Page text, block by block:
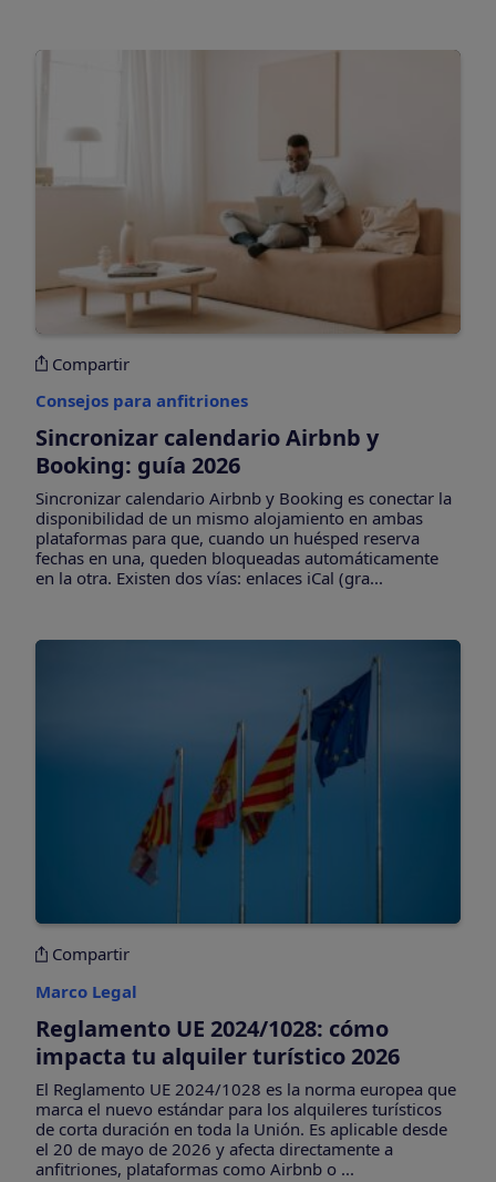
Compartir
Consejos para anfitriones
Sincronizar calendario Airbnb y
Booking: guía 2026
Sincronizar calendario Airbnb y Booking es conectar la
disponibilidad de un mismo alojamiento en ambas
plataformas para que, cuando un huésped reserva
fechas en una, queden bloqueadas automáticamente
en la otra. Existen dos vías: enlaces iCal (gra...
Compartir
Marco Legal
Reglamento UE 2024/1028: cómo
impacta tu alquiler turístico 2026
El Reglamento UE 2024/1028 es la norma europea que
marca el nuevo estándar para los alquileres turísticos
de corta duración en toda la Unión. Es aplicable desde
el 20 de mayo de 2026 y afecta directamente a
anfitriones, plataformas como Airbnb o ...